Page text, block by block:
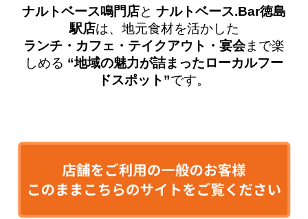
ナルトベース鳴門店と ナルトベース.Bar徳島
駅店は、地元食材を活かした
ランチ・カフェ・テイクアウト・宴会まで楽
しめる “地域の魅力が詰まったローカルフー
ドスポット”です。